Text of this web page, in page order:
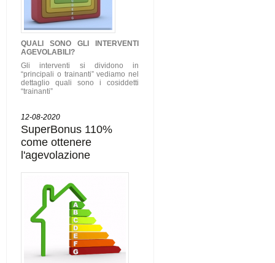
QUALI SONO GLI
INTERVENTI
AGEVOLABILI?
Gli interventi si dividono in
“principali o trainanti” vediamo nel
dettaglio quali sono i cosiddetti
“trainanti”
12-08-2020
SuperBonus 110%
come ottenere
l'agevolazione